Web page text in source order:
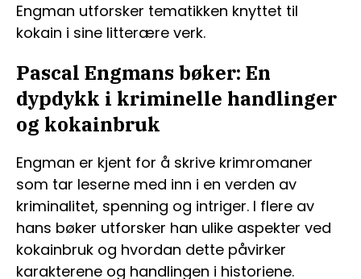
Engman utforsker tematikken knyttet til
kokain i sine litterære verk.
Pascal Engmans bøker: En
dypdykk i kriminelle handlinger
og kokainbruk
Engman er kjent for å skrive krimromaner
som tar leserne med inn i en verden av
kriminalitet, spenning og intriger. I flere av
hans bøker utforsker han ulike aspekter ved
kokainbruk og hvordan dette påvirker
karakterene og handlingen i historiene.